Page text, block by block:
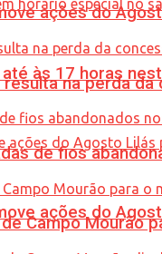
às 17 horas
ações do
ações do
na perda
de fios
Campo Mourão